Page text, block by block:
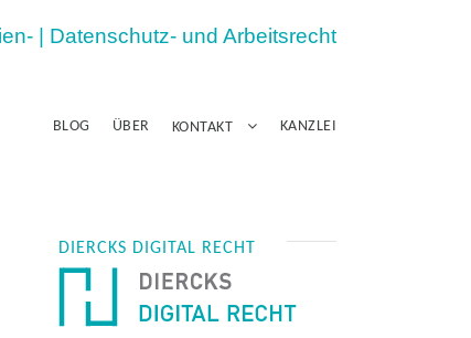
| Datenschutz- und Arbeitsrecht
BLOG ÜBER KONTAKT KANZLEI
DIERCKS DIGITAL RECHT